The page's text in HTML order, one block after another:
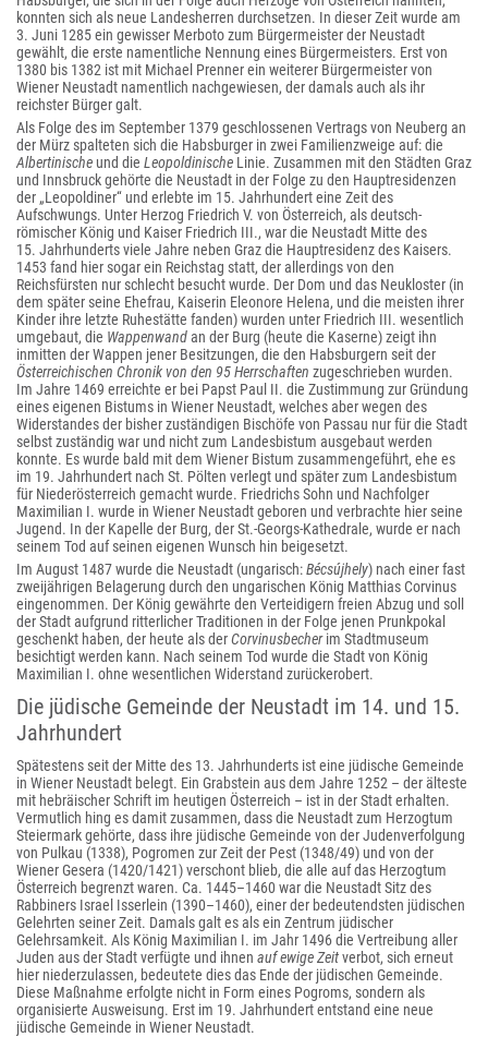
konnten sich als neue Landesherren durchsetzen. In dieser Zeit wurde am
3. Juni 1285 ein gewisser Merboto zum Bürgermeister der Neustadt
gewählt, die erste namentliche Nennung eines Bürgermeisters. Erst von
1380 bis 1382 ist mit Michael Prenner ein weiterer Bürgermeister von
Wiener Neustadt namentlich nachgewiesen, der damals auch als ihr
reichster Bürger galt.
Als Folge des im September 1379 geschlossenen Vertrags von Neuberg an
der Mürz spalteten sich die Habsburger in zwei Familienzweige auf: die
Albertinische und die Leopoldinische Linie. Zusammen mit den Städten Graz
und Innsbruck gehörte die Neustadt in der Folge zu den Hauptresidenzen
der „Leopoldiner“ und erlebte im 15. Jahrhundert eine Zeit des
Aufschwungs. Unter Herzog Friedrich V. von Österreich, als deutsch-
römischer König und Kaiser Friedrich III., war die Neustadt Mitte des
15. Jahrhunderts viele Jahre neben Graz die Hauptresidenz des Kaisers.
1453 fand hier sogar ein Reichstag statt, der allerdings von den
Reichsfürsten nur schlecht besucht wurde. Der Dom und das Neukloster (in
dem später seine Ehefrau, Kaiserin Eleonore Helena, und die meisten ihrer
Kinder ihre letzte Ruhestätte fanden) wurden unter Friedrich III. wesentlich
umgebaut, die Wappenwandan der Burg (heute die Kaserne) zeigt ihn
inmitten der Wappen jener Besitzungen, die den Habsburgern seit der
Österreichischen Chronik von den 95 Herrschaften zugeschrieben wurden.
Im Jahre 1469 erreichte er bei Papst Paul II. die Zustimmung zur Gründung
eines eigenen Bistums in Wiener Neustadt, welches aber wegen des
Widerstandes der bisher zuständigen Bischöfe von Passau nur für die Stadt
selbst zuständig war und nicht zum Landesbistum ausgebaut werden
konnte. Es wurde bald mit dem Wiener Bistum zusammengeführt, ehe es
im 19. Jahrhundert nach St. Pölten verlegt und später zum Landesbistum
für Niederösterreich gemacht wurde. Friedrichs Sohn und Nachfolger
Maximilian I. wurde in Wiener Neustadt geboren und verbrachte hier seine
Jugend. In der Kapelle der Burg, der St.-Georgs-Kathedrale, wurde er nach
seinem Tod auf seinen eigenen Wunsch hin beigesetzt.
Im August 1487 wurde die Neustadt (ungarisch:Bécsújhely) nach einer fast
zweijährigen Belagerung durch den ungarischen König Matthias Corvinus
eingenommen. Der König gewährte den Verteidigern freien Abzug und soll
der Stadt aufgrund ritterlicher Traditionen in der Folge jenen Prunkpokal
geschenkt haben, der heute als derCorvinusbecherim Stadtmuseum
besichtigt werden kann. Nach seinem Tod wurde die Stadt von König
Maximilian I. ohne wesentlichen Widerstand zurückerobert.
Die jüdische Gemeinde der Neustadt im 14. und 15.
Jahrhundert
Spätestens seit der Mitte des 13. Jahrhunderts ist eine jüdische Gemeinde
in Wiener Neustadt belegt. Ein Grabstein aus dem Jahre 1252 – der älteste
mit hebräischer Schrift im heutigen Österreich – ist in der Stadt erhalten.
Vermutlich hing es damit zusammen, dass die Neustadt zum Herzogtum
Steiermark gehörte, dass ihre jüdische Gemeinde von der Judenverfolgung
von Pulkau (1338), Pogromen zur Zeit der Pest (1348/49) und von der
Wiener Gesera (1420/1421) verschont blieb, die alle auf das Herzogtum
Österreich begrenzt waren. Ca. 1445–1460 war die Neustadt Sitz des
Rabbiners Israel Isserlein (1390–1460), einer der bedeutendsten jüdischen
Gelehrten seiner Zeit. Damals galt es als ein Zentrum jüdischer
Gelehrsamkeit. Als König Maximilian I. im Jahr 1496 die Vertreibung aller
Juden aus der Stadt verfügte und ihnen auf ewige Zeitverbot, sich erneut
hier niederzulassen, bedeutete dies das Ende der jüdischen Gemeinde.
Diese Maßnahme erfolgte nicht in Form eines Pogroms, sondern als
organisierte Ausweisung. Erst im 19. Jahrhundert entstand eine neue
jüdische Gemeinde in Wiener Neustadt.